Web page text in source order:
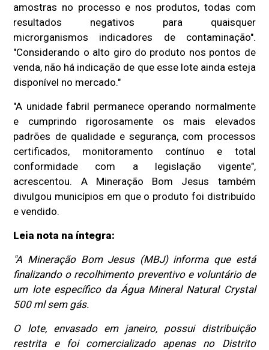
amostras no processo e nos produtos, todas com
resultados negativos para quaisquer
microrganismos indicadores de contaminação".
"Considerando o alto giro do produto nos pontos de
venda, não há indicação de que esse lote ainda esteja
disponível no mercado."
"A unidade fabril permanece operando normalmente
e cumprindo rigorosamente os mais elevados
padrões de qualidade e segurança, com processos
certificados, monitoramento contínuo e total
conformidade com a legislação vigente",
acrescentou. A Mineração Bom Jesus também
divulgou municípios em que o produto foi distribuído
e vendido.
Leia nota na íntegra:
"A Mineração Bom Jesus (MBJ) informa que está
finalizando o recolhimento preventivo e voluntário de
um lote específico da Água Mineral Natural Crystal
500 ml sem gás.
O lote, envasado em janeiro, possui distribuição
restrita e foi comercializado apenas no Distrito